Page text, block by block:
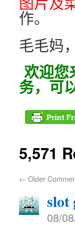
作。
毛毛妈
欢迎您
务，可
5,571
← Older
slot
08/